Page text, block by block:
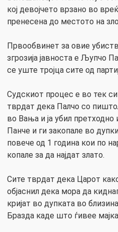
кој девојчето врзано во
пренесена до местото на
Првообвинет за овие
згрозија јавноста е Љупчо
се уште тројца сите од
Судскиот процес е во тек
тврдат дека Палчо со
во Вања и ја убил претходно
Панче и ги закопале во
повече од 1 година кои по
копале за да најдат злато.
Сите тврдат дека Царот
објаснил дека мора да
кријат во дупката во
Бразда каде што ѓивее